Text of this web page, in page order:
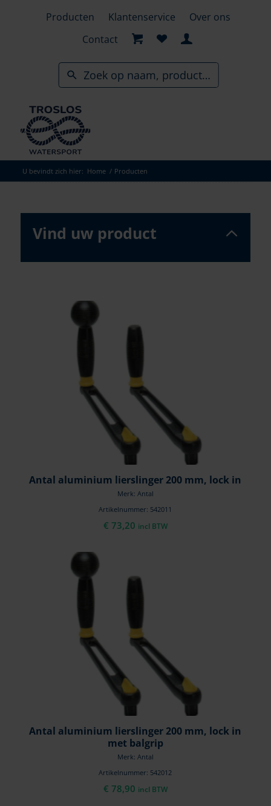
Producten Klantenservice
Over ons
Contact
U bevindt zich hier: Home / Producten
Antal aluminium lierslinger 200 mm, lock in
Merk: Antal
Artikelnummer: 542011
€ 73,20 incl BTW
Antal aluminium lierslinger 200 mm, lock in
met balgrip
Merk: Antal
Artikelnummer: 542012
€ 78,90 incl BTW
Vind uw product